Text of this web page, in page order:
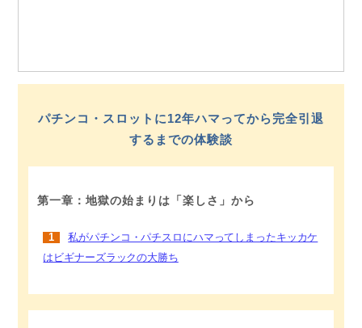
パチンコ・スロットに12年ハマってから完全引退
するまでの体験談
第一章：地獄の始まりは「楽しさ」から
1
私がパチンコ・パチスロにハマってしまったキッカケ
はビギナーズラックの大勝ち